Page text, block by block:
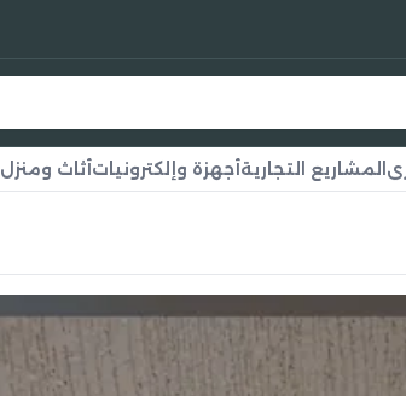
المشاريع التجاريةأجهزة وإلكترونياتأثاث ومنزل